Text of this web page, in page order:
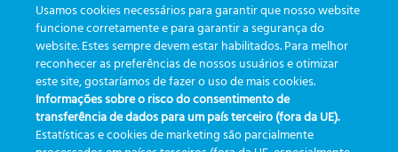
Versión Web
Usamos cookies necessários para garantir que nosso website
funcione corretamente e para garantir a segurança do
website. Estes sempre devem estar habilitados. Para melhor
reconhecer as preferências de nossos usuários e otimizar
este site, gostaríamos de fazer o uso de mais cookies.
Informações sobre o risco do consentimento de
transferência de dados para um país terceiro (fora da UE).
Estatísticas e cookies de marketing são parcialmente